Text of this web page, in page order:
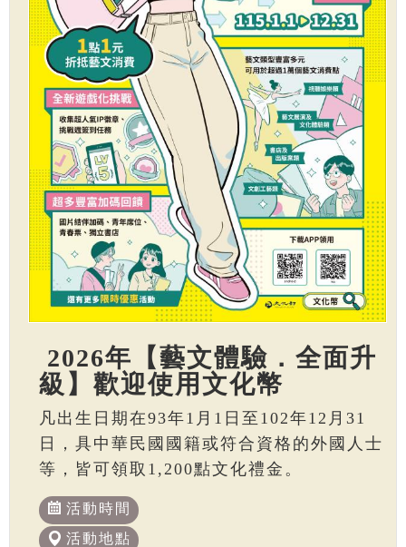
2026年【藝文體驗．全面升
級】歡迎使用文化幣
凡出生日期在93年1月1日至102年12月31
日，具中華民國國籍或符合資格的外國人士
等，皆可領取1,200點文化禮金。
活動時間
活動地點